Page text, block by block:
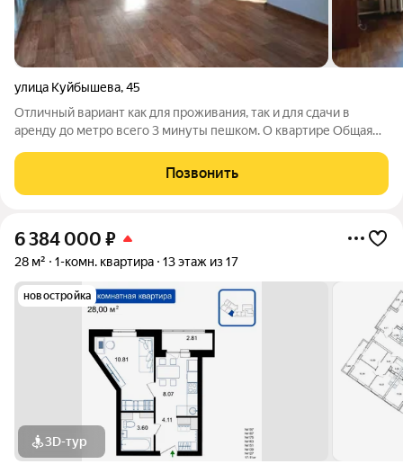
улица Куйбышева,45
Отличный вариант как для проживания, так и для сдачи в
аренду до метро всего 3 минуты пешком. О квартире Общая
балкон Дополнительно оборудована гардеробная Квартира не
угловая,
Позвонить
6 384 000 ₽
28 м² 1-комн. квартира 13 этаж из 17
новостройка
3D-тур